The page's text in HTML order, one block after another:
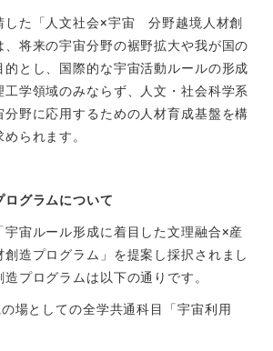
た「人文社会×宇宙 分野越境人材創
将来の宇宙分野の裾野拡大や我が国の
的とし、国際的な宇宙活動ルールの形成
学領域のみならず、人文・社会科学系
野に応用するための人材育成基盤を構
られます。
グラムについて
宙ルール形成に着目した文理融合×産
造プログラム」を提案し採択されまし
プログラムは以下の通りです。
場としての全学共通科目「宇宙利用